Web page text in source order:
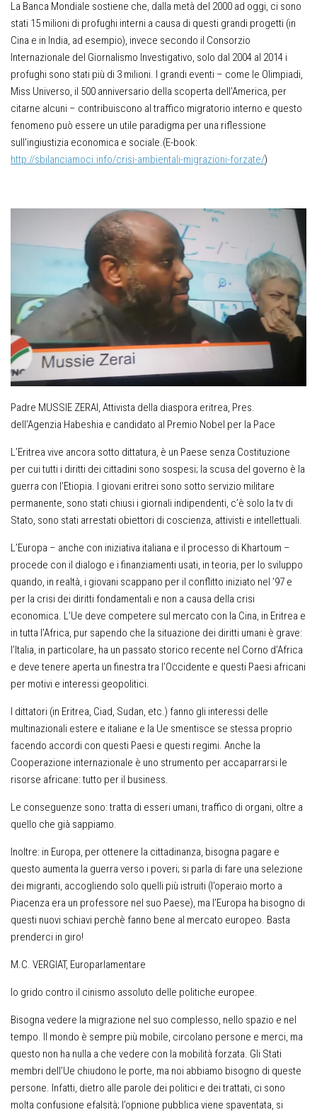
La Banca Mondiale sostiene che, dalla metà del 2000 ad oggi, ci sono
stati 15 milioni di profughi interni a causa di questi grandi progetti (in
Cina e in India, ad esempio), invece secondo il Consorzio
Internazionale del Giornalismo Investigativo, solo dal 2004 al 2014 i
profughi sono stati più di 3 milioni. I grandi eventi – come le Olimpiadi,
Miss Universo, il 500 anniversario della scoperta dell’America, per
citarne alcuni – contribuiscono al traffico migratorio interno e questo
fenomeno può essere un utile paradigma per una riflessione
sull’ingiustizia economica e sociale.(E-book:
http://sbilanciamoci.info/crisi-ambientali-migrazioni-forzate/)
Padre MUSSIE ZERAI, Attivista della diaspora eritrea, Pres.
dell’Agenzia Habeshia e candidato al Premio Nobel per la Pace
L’Eritrea vive ancora sotto dittatura, è un Paese senza Costituzione
per cui tutti i diritti dei cittadini sono sospesi; la scusa del governo è la
guerra con l’Etiopia. I giovani eritrei sono sotto servizio militare
permanente, sono stati chiusi i giornali indipendenti, c’è solo la tv di
Stato, sono stati arrestati obiettori di coscienza, attivisti e intellettuali.
L’Europa – anche con iniziativa italiana e il processo di Khartoum –
procede con il dialogo e i finanziamenti usati, in teoria, per lo sviluppo
quando, in realtà, i giovani scappano per il conflitto iniziato nel ’97 e
per la crisi dei diritti fondamentali e non a causa della crisi
economica. L’Ue deve competere sul mercato con la Cina, in Eritrea e
in tutta l’Africa, pur sapendo che la situazione dei diritti umani è grave:
l’Italia, in particolare, ha un passato storico recente nel Corno d’Africa
e deve tenere aperta un finestra tra l’Occidente e questi Paesi africani
per motivi e interessi geopolitici.
I dittatori (in Eritrea, Ciad, Sudan, etc.) fanno gli interessi delle
multinazionali estere e italiane e la Ue smentisce se stessa proprio
facendo accordi con questi Paesi e questi regimi. Anche la
Cooperazione internazionale è uno strumento per accaparrarsi le
risorse africane: tutto per il business.
Le conseguenze sono: tratta di esseri umani, traffico di organi, oltre a
quello che già sappiamo.
Inoltre: in Europa, per ottenere la cittadinanza, bisogna pagare e
questo aumenta la guerra verso i poveri; si parla di fare una selezione
dei migranti, accogliendo solo quelli più istruiti (l’operaio morto a
Piacenza era un professore nel suo Paese), ma l’Europa ha bisogno di
questi nuovi schiavi perchè fanno bene al mercato europeo. Basta
prenderci in giro!
M.C. VERGIAT, Europarlamentare
Io grido contro il cinismo assoluto delle politiche europee.
Bisogna vedere la migrazione nel suo complesso, nello spazio e nel
tempo. Il mondo è sempre più mobile, circolano persone e merci, ma
questo non ha nulla a che vedere con la mobilità forzata. Gli Stati
membri dell’Ue chiudono le porte, ma noi abbiamo bisogno di queste
persone. Infatti, dietro alle parole dei politici e dei trattati, ci sono
molta confusione efalsità; l’opnione pubblica viene spaventata, si